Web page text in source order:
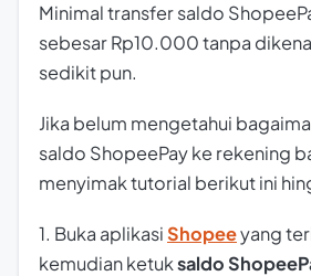
Minimal transfer saldo
sebesar Rp10.000 tanpa
sedikit pun.
Jika belum mengetahui
saldo ShopeePay ke rekening
menyimak tutorial berikut ini
1. Buka aplikasi Shopeeyang
kemudian ketuksaldo